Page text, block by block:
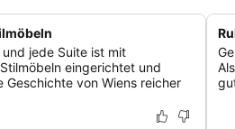
jede Suite ist mit
eingerichtet und
von Wiens reicher